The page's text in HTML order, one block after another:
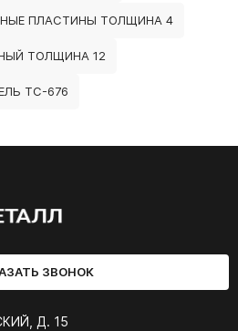
ПЛАСТИНЫ ТОЛЩИНА 4
ТОЛЩИНА 12
ТС-676
ЗВОНОК
Д. 15